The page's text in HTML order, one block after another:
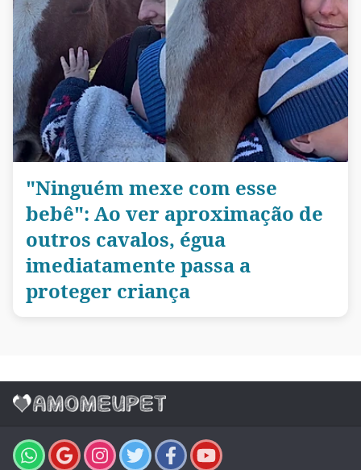
"Ninguém mexe com esse
bebê": Ao ver aproximação de
outros cavalos, égua
imediatamente passa a
proteger criança